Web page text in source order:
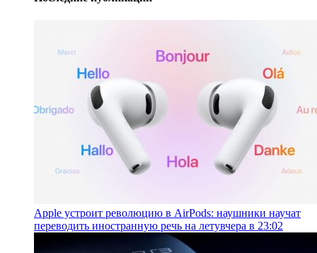
Apple устроит революцию в AirPods: наушники научат
переводить иностранную речь на летувчера в 23:02